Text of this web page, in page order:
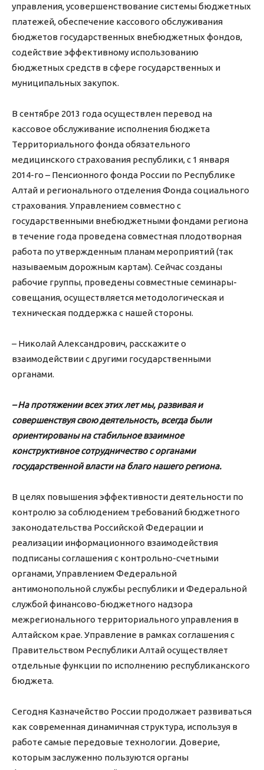
управления, усовершенствование системы бюджетных
платежей, обеспечение кассового обслуживания
бюджетов государственных внебюджетных фондов,
содействие эффективному использованию
бюджетных средств в сфере государственных и
муниципальных закупок.
В сентябре 2013 года осуществлен перевод на
кассовое обслуживание исполнения бюджета
Территориального фонда обязательного
медицинского страхования республики, с 1 января
2014-го – Пенсионного фонда России по Республике
Алтай и регионального отделения Фонда социального
страхования. Управлением совместно с
государственными внебюджетными фондами региона
в течение года проведена совместная плодотворная
работа по утвержденным планам мероприятий (так
называемым дорожным картам). Сейчас созданы
рабочие группы, проведены совместные семинары-
совещания, осуществляется методологическая и
техническая поддержка с нашей стороны.
– Николай Александрович, расскажите о
взаимодействии с другими государственными
органами.
– На протяжении всех этих лет мы, развивая и
совершенствуя свою деятельность, всегда были
ориентированы на стабильное взаимное
конструктивное сотрудничество с органами
государственной власти на благо нашего региона.
В целях повышения эффективности деятельности по
контролю за соблюдением требований бюджетного
законодательства Российской Федерации и
реализации информационного взаимодействия
подписаны соглашения с контрольно-счетными
органами, Управлением Федеральной
антимонопольной службы республики и Федеральной
службой финансово-бюджетного надзора
межрегионального территориального управления в
Алтайском крае. Управление в рамках соглашения с
Правительством Республики Алтай осуществляет
отдельные функции по исполнению республиканского
бюджета.
Сегодня Казначейство России продолжает развиваться
как современная динамичная структура, используя в
работе самые передовые технологии. Доверие,
которым заслуженно пользуются органы